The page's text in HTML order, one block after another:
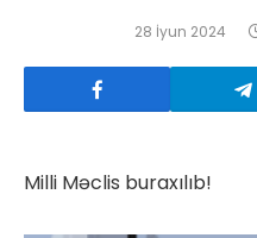
28 İyun 2024
Milli Məclis buraxılıb!